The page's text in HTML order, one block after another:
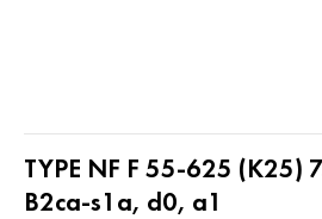
TYPE NF F 55-625 (K25)
B2ca-s1a, d0, a1